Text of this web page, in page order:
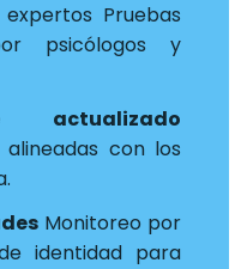
Pruebas
psicólogos y
actualizado
alineadas con los
Monitoreo por
identidad para